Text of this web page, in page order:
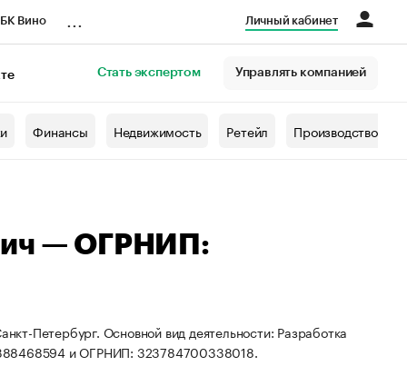
Вино Личный кабинет
Стать экспертом Управлять компанией
Финансы Недвижимость Ретейл Производство
— ОГРНИП:
Петербург. Основной вид деятельности: Разработка
и ОГРНИП: 323784700338018.